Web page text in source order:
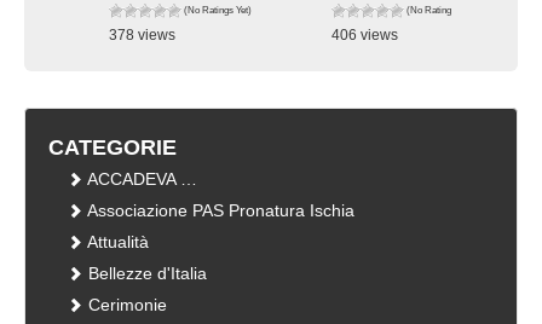
(No Ratings Yet)
378 views
(No Ratings Yet)
406 views
CATEGORIE
ACCADEVA …
Associazione PAS Pronatura Ischia
Attualità
Bellezze d'Italia
Cerimonie